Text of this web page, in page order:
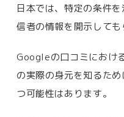
日本では、特定の条件
信者の情報を開示しても
Googleの口コミにおけ
の実際の身元を知るた
つ可能性はあります。